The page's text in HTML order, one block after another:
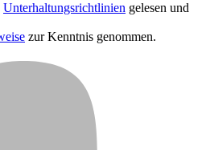
Unterhaltungsrichtlinien gelesen und
zur Kenntnis genommen.